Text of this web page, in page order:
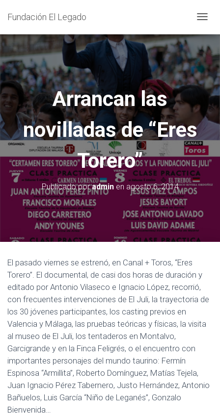
Fundación El Legado
A
M
B
I
A
O
D
N
V
N
Arrancan las
novilladas de “Eres
Torero”
Publicado poradminen agosto 6, 2014
El pasado viernes se estrenó, en Canal + Toros, “Eres
Torero”. El documental, de casi dos horas de duración y
editado por Antonio Vilaseco e Ignacio López, recorrió,
con frecuentes intervenciones de El Juli, la trayectoria de
los 30 jóvenes participantes, los casting previos en
Valencia y Málaga, las pruebas teóricas y físicas, la visita
al museo de El Juli, los tentaderos en Montalvo,
Garcigrande y en la Finca Feligrés, o el encuentro con
importantes personajes del mundo taurino: Fermín
Espinosa “Armillita”, Roberto Domínguez, Matías Tejela,
Juan Ignacio Pérez Tabernero, Justo Hernández, Antonio
Bañuelos, Luis García “Niño de Leganés”, Gonzalo
Bienvenida…